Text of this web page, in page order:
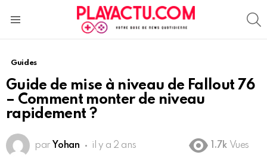
Guides
Guide de mise à niveau de Fallout 76
– Comment monter de niveau
rapidement ?
par Yohan il y a 2 ans 1.7k Vues